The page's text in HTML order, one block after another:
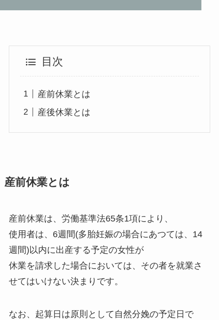
目次
産前休業とは
産後休業とは
産前休業とは
産前休業は、労働基準法65条1項により、
使用者は、6週間(多胎妊娠の場合にあつては、14
週間)以内に出産する予定の女性が
休業を請求した場合においては、その者を就業さ
せてはいけない決まりです。
なお、起算日は原則として自然分娩の予定日で